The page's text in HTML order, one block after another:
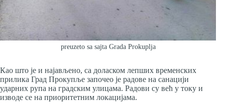
preuzeto sa sajta Grada Prokuplja
Као што је и најављено, са доласком лепших временских
прилика Град Прокупље започео је радове на санацији
ударних рупа на градским улицама. Радови су већ у току и
изводе се на приоритетним локацијама.